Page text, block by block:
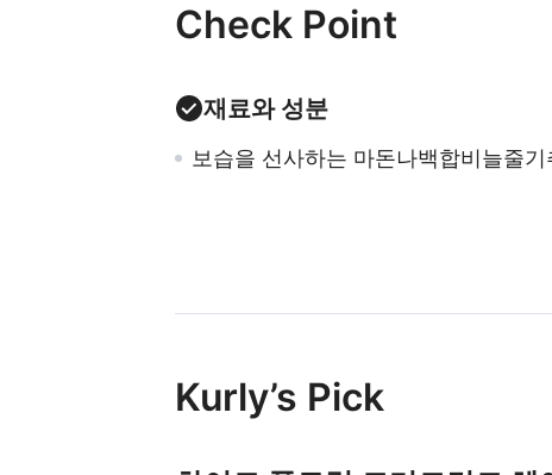
Check Point
재료와 성분
보습을 선사하는 마돈나백합비늘줄기
Kurly’s Pick